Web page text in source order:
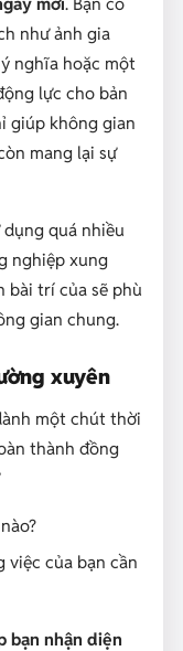
như ảnh gia
nghĩa hoặc một
lực cho bản
giúp không gian
mang lại sự
dụng quá nhiều
nghiệp xung
bài trí của sẽ phù
gian chung.
xuyên
một chút thời
thành đồng
việc của bạn cần
bạn nhận diện